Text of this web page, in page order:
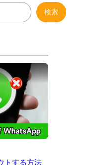
検索
トする方法